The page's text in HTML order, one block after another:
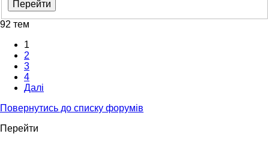
92 тем
1
2
3
4
Далі
Повернутись до списку форумів
Перейти